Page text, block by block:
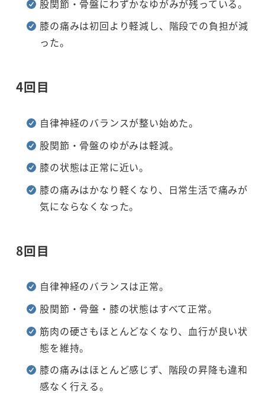
股関節・骨盤にわずかなゆがみが残っている。
膝の痛みは初回より軽減し、階段での負担が減
った。
4回目
自律神経のバランスが整い始めた。
股関節・骨盤のゆがみは軽減。
膝の状態は正常に近い。
膝の痛みはかなり軽くなり、日常生活で痛みが
気にならなくなった。
8回目
自律神経のバランスは正常。
股関節・骨盤・膝の状態はすべて正常。
筋肉の硬さもほとんどなくなり、血行が良い状
態を維持。
膝の痛みはほとんど感じず、階段の昇降も違和
感なく行える。